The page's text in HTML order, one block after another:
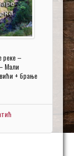
реке –
Мали
+ брање